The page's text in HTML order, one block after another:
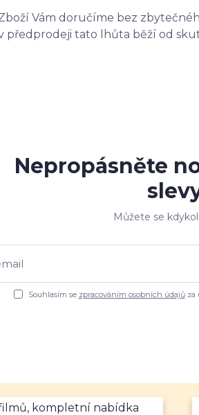
Vám doručíme bez
předprodeji tato lhůta běží od
Nepropásněte
Můžete se
Souhlasím se zpracováním osobních údajůza
kompletní nabídka